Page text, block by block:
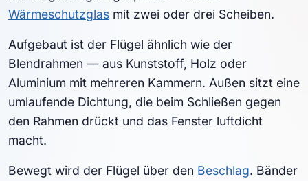
Wärmeschutzglas mit zwei oder drei Scheiben.
Aufgebaut ist der Flügel ähnlich wie der
Blendrahmen — aus Kunststoff, Holz oder
Aluminium mit mehreren Kammern. Außen sitzt eine
umlaufende Dichtung, die beim Schließen gegen
den Rahmen drückt und das Fenster luftdicht
macht.
Bewegt wird der Flügel über den Beschlag. Bänder